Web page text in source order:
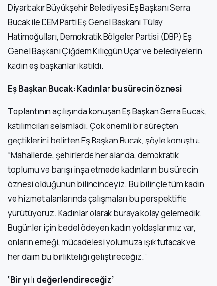
Diyarbakır Büyükşehir Belediyesi Eş Başkanı Serra
Bucak ile DEM Parti Eş Genel Başkanı Tülay
Hatimoğulları, Demokratik Bölgeler Partisi (DBP) Eş
Genel Başkanı Çiğdem Kılıçgün Uçar ve belediyelerin
kadın eş başkanları katıldı.
Eş Başkan Bucak: Kadınlar bu sürecin öznesi
Toplantının açılışında konuşan Eş Başkan Serra Bucak,
katılımcıları selamladı. Çok önemli bir süreçten
geçtiklerini belirten Eş Başkan Bucak, şöyle konuştu:
“Mahallerde, şehirlerde her alanda, demokratik
toplumu ve barışı inşa etmede kadınların bu sürecin
öznesi olduğunun bilincindeyiz. Bu bilinçle tüm kadın
ve hizmet alanlarında çalışmaları bu perspektifle
yürütüyoruz. Kadınlar olarak buraya kolay gelemedik.
Bugünler için bedel ödeyen kadın yoldaşlarımız var,
onların emeği, mücadelesi yolumuza ışık tutacak ve
her daim bu birlikteliği geliştireceğiz.”
‘Bir yılı değerlendireceğiz’